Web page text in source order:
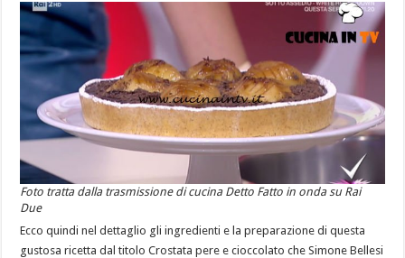
Foto tratta dalla trasmissione di cucina Detto Fatto in onda su Rai
Due
Ecco quindi nel dettaglio gli ingredienti e la preparazione di questa
gustosa ricetta dal titolo Crostata pere e cioccolato che Simone Bellesi